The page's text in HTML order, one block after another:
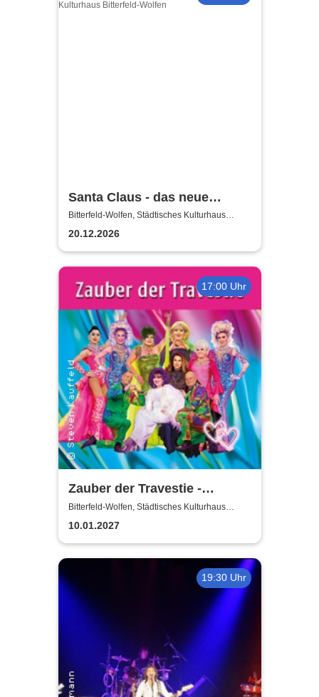
Santa Claus - das neue
Weihnachtsmusical (nicht
nur) für Kinder
Bitterfeld-Wolfen, Städtisches Kulturhaus
Bitterfeld-Wolfen
20.12.2026
17:00 Uhr
Zauber der Travestie -
Fräulein Luise und ihr
Ensemble - das Original
Bitterfeld-Wolfen, Städtisches Kulturhaus
Bitterfeld-Wolfen
10.01.2027
19:30 Uhr